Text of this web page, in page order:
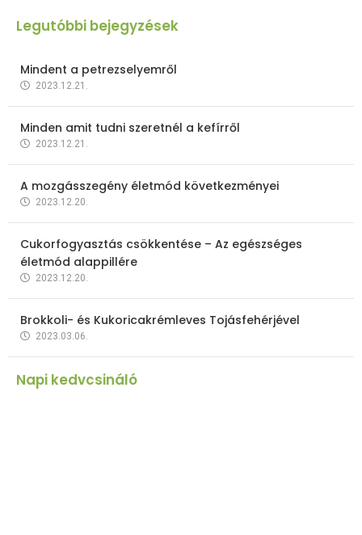
Legutóbbi bejegyzések
Mindent a petrezselyemről
2023.12.21.
Minden amit tudni szeretnél a kefírről
2023.12.21.
A mozgásszegény életmód következményei
2023.12.20.
Cukorfogyasztás csökkentése – Az egészséges
életmód alappillére
2023.12.20.
Brokkoli- és Kukoricakrémleves Tojásfehérjével
2023.03.06.
Napi kedvcsináló